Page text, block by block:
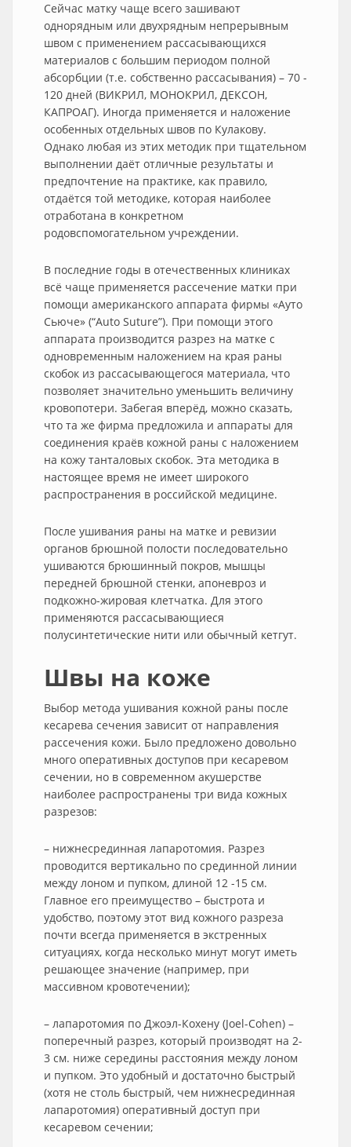
Сейчас матку чаще всего зашивают
однорядным или двухрядным непрерывным
швом с применением рассасывающихся
материалов с большим периодом полной
абсорбции (т.е. собственно рассасывания) – 70 -
120 дней (ВИКРИЛ, МОНОКРИЛ, ДЕКСОН,
КАПРОАГ). Иногда применяется и наложение
особенных отдельных швов по Кулакову.
Однако любая из этих методик при тщательном
выполнении даёт отличные результаты и
предпочтение на практике, как правило,
отдаётся той методике, которая наиболее
отработана в конкретном
родовспомогательном учреждении.
В последние годы в отечественных клиниках
всё чаще применяется рассечение матки при
помощи американского аппарата фирмы «Ауто
Сьюче» (“Auto Suture”). При помощи этого
аппарата производится разрез на матке с
одновременным наложением на края раны
скобок из рассасывающегося материала, что
позволяет значительно уменьшить величину
кровопотери. Забегая вперёд, можно сказать,
что та же фирма предложила и аппараты для
соединения краёв кожной раны с наложением
на кожу танталовых скобок. Эта методика в
настоящее время не имеет широкого
распространения в российской медицине.
После ушивания раны на матке и ревизии
органов брюшной полости последовательно
ушиваются брюшинный покров, мышцы
передней брюшной стенки, апоневроз и
подкожно-жировая клетчатка. Для этого
применяются рассасывающиеся
полусинтетические нити или обычный кетгут.
Швы на коже
Выбор метода ушивания кожной раны после
кесарева сечения зависит от направления
рассечения кожи. Было предложено довольно
много оперативных доступов при кесаревом
сечении, но в современном акушерстве
наиболее распространены три вида кожных
разрезов:
– нижнесрединная лапаротомия. Разрез
проводится вертикально по срединной линии
между лоном и пупком, длиной 12 -15 см.
Главное его преимущество – быстрота и
удобство, поэтому этот вид кожного разреза
почти всегда применяется в экстренных
ситуациях, когда несколько минут могут иметь
решающее значение (например, при
массивном кровотечении);
– лапаротомия по Джоэл-Кохену (Joel-Cohen) –
поперечный разрез, который производят на 2-
3 см. ниже середины расстояния между лоном
и пупком. Это удобный и достаточно быстрый
(хотя не столь быстрый, чем нижнесрединная
лапаротомия) оперативный доступ при
кесаревом сечении;